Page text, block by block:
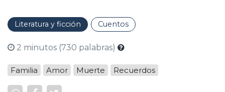
Literatura y ficción Cuentos
2 minutos (730 palabras)
Familia Amor Muerte Recuerdos